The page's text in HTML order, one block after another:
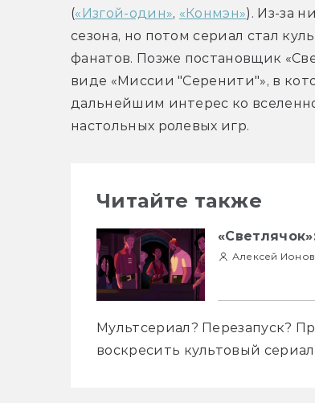
(«Изгой-один», «Конмэн»). Из-за
сезона, но потом сериал стал
фанатов. Позже постановщик
виде «Миссии "Серенити"», в
дальнейшим интерес ко
настольных ролевых игр.
Читайте также
Алексей Ионов
Мультсериал? Перезапуск?
воскресить культовый